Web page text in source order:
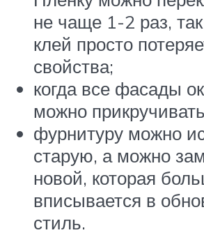
не чаще 1-2 раз,
клей просто
свойства;
когда все фасады
можно
фурнитуру можно
старую, а можно
новой, которая
вписывается в
стиль.